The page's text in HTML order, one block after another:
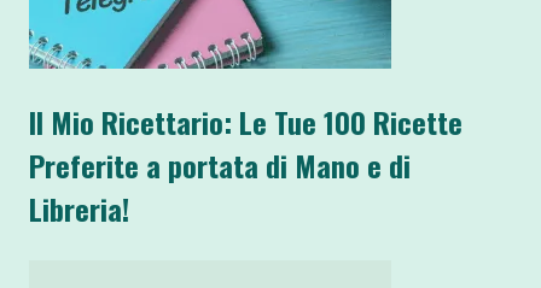
Il Mio Ricettario: Le Tue 100 Ricette
Preferite a portata di Mano e di
Libreria!